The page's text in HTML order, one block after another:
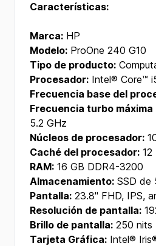
Características:
Marca: HP
Modelo: ProOne 240 G10
Tipo de producto:
Procesador: Intel® Core™
Frecuencia base del
Frecuencia turbo
5.2 GHz
Núcleos de procesador:
Caché del procesador: 12
RAM: 16 GB DDR4-3200
Almacenamiento: SSD de
Pantalla: 23.8" FHD, IPS,
Resolución de pantalla:
Brillo de pantalla: 250 nits
Tarjeta Gráfica: Intel®